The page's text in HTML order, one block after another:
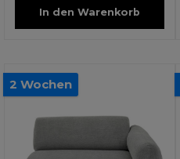
In den Warenkorb
2 Wochen